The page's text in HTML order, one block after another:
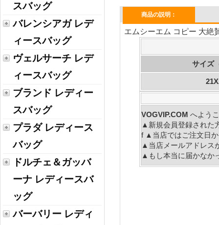
スバッグ
バレンシアガ レデ
ィースバッグ
ヴェルサーチ レデ
ィースバッグ
ブランド レディー
スバッグ
プラダ レディース
バッグ
ドルチェ＆ガッバ
ーナ レディースバ
ッグ
バーバリー レディ
商品の説明：
エムシーエム コピー 大絶
サイズ
VOGVIP.COM へよう
▲新規会員登録された
f ▲当店ではご注文日か
▲当店メールアドレス
▲もし本当に届かなか